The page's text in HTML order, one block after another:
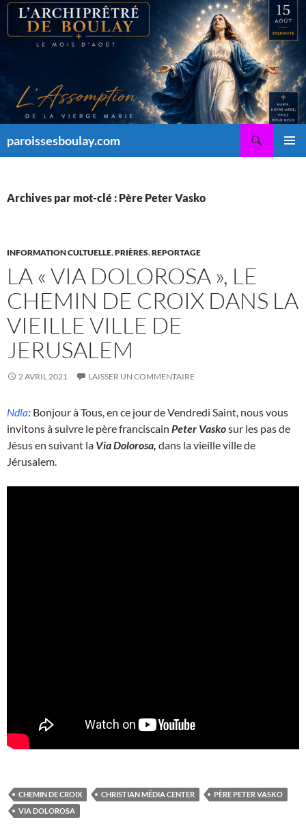
Aller
contenu
paroissesboulay.com
Archives par mot-clé : Père Peter Vasko
INFORMATION CULTUELLE,PRIÈRES,REPORTAGE
LA « VIA DOLOROSA », LE
CHEMIN DE CROIX DANS LA
VIEILLE VILLE DE
JERUSALEM
2 AVRIL 2021 LAISSER UN COMMENTAIRE
Ndla: Bonjour à Tous, en ce jour de Vendredi Saint, nous vous
invitons à suivre le père franciscain Peter Vaskosur les pas de
Jésus en suivant la Via Dolorosa, dans la vieille ville de
Jérusalem.
CHEMIN DE CROIX CHRISTIAN MÉDIA CENTER
PÈRE PETER VASKO
VIA DOLOROSA